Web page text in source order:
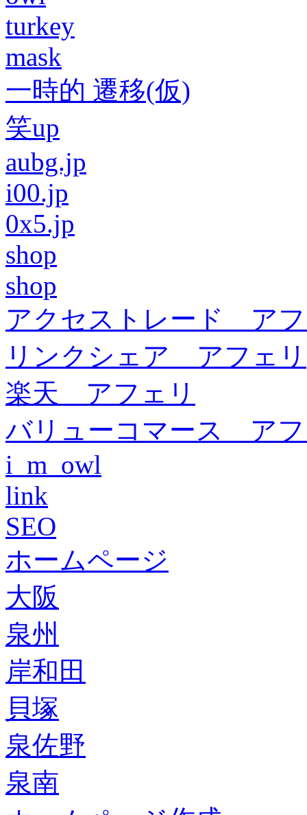
turkey
mask
一時的 遷移(仮)
笑up
aubg.jp
i00.jp
0x5.jp
shop
shop
アクセストレード ア
リンクシェア アフェリ
楽天 アフェリ
バリューコマース ア
i_m_owl
link
SEO
ホームページ
大阪
泉州
岸和田
貝塚
泉佐野
泉南